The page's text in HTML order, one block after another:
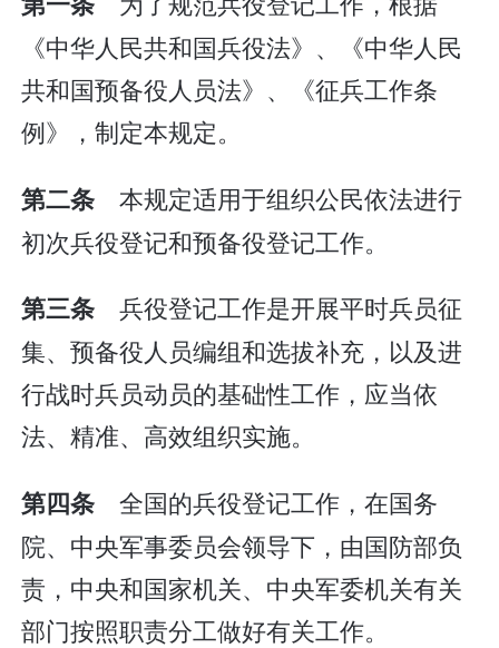
《中华人民共和国兵役法》、《中华人民
共和国预备役人员法》、《征兵工作条
例》，制定本规定。
第二条本规定适用于组织公民依法进行
初次兵役登记和预备役登记工作。
第三条兵役登记工作是开展平时兵员征
集、预备役人员编组和选拔补充，以及进
行战时兵员动员的基础性工作，应当依
法、精准、高效组织实施。
第四条全国的兵役登记工作，在国务
院、中央军事委员会领导下，由国防部负
责，中央和国家机关、中央军委机关有关
部门按照职责分工做好有关工作。